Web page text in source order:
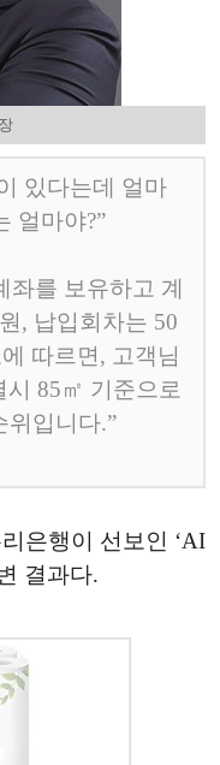
있다는데 얼마
얼마야?”
를 보유하고 계
, 납입회차는 50
따르면 , 고객님
85㎡ 기준으로
위입니다.”
은행이 선보인 ‘AI
결과다.